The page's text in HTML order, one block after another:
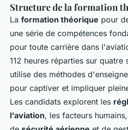
Structure de la formation
La formation théorique pour
une série de compétences
pour toute carrière dans
112 heures réparties sur quatre
utilise des méthodes
pour captiver et impliquer
Les candidats explorent les
l'aviation, les facteurs